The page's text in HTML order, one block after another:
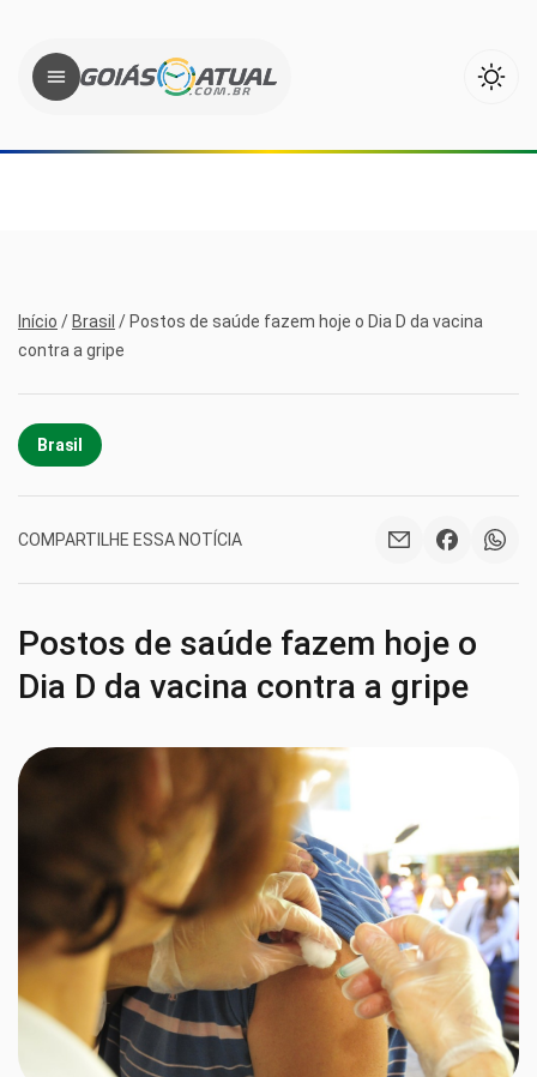
Início / Brasil / Postos de saúde fazem hoje o Dia D da vacina
contra a gripe
Brasil
COMPARTILHE ESSA NOTÍCIA
Postos de saúde fazem hoje o
Dia D da vacina contra a gripe